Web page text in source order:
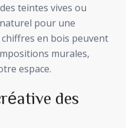
teintes vives ou
pour une
en bois peuvent
murales,
espace.
des